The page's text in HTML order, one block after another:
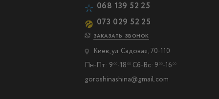
068 139 52 25
073 029 52 25
ЗАКАЗАТЬ ЗВОНОК
Киев, ул. Садовая, 70-110
Пн-Пт: 9 00-18 00Сб-Вс: 9 00-16 00
goroshinashina@gmail.com